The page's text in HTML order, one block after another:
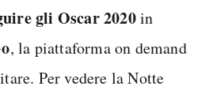
gli Oscar 2020in
, la piattaforma on demand
Per vedere la Notte